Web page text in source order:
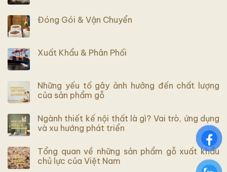
Đóng Gói & Vận Chuyển
Xuất Khẩu & Phân Phối
Những yếu tố gây ảnh hưởng đến chất lượng
của sản phẩm gỗ
Ngành thiết kế nội thất là gì? Vai trò, ứng dụng
và xu hướng phát triển
Tổng quan về những sản phẩm gỗ xuất khẩu
chủ lực của Việt Nam